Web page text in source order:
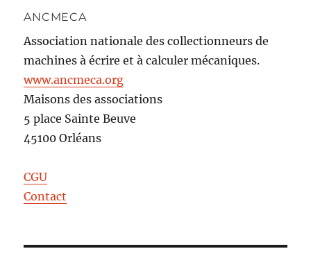
ANCMECA
Association nationale des collectionneurs de
machines à écrire et à calculer mécaniques.
www.ancmeca.org
Maisons des associations
5 place Sainte Beuve
45100 Orléans
CGU
Contact